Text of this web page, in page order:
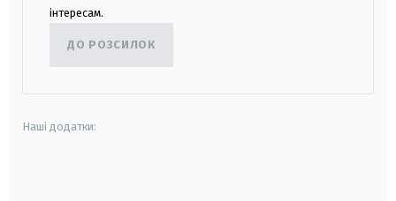
інтересам.
ДО РОЗСИЛОК
Наші додатки: